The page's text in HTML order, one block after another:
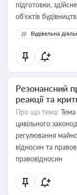
підготовки,
об’єктів
Будівельна
Резонансний
реакції та
Про що тема:
цивільного
регулювання
відносин та
правовідносин